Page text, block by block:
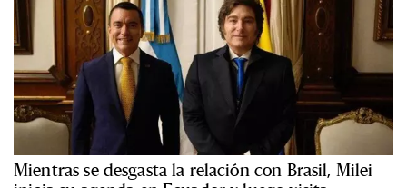
Mientras se desgasta la relación con Brasil, Milei